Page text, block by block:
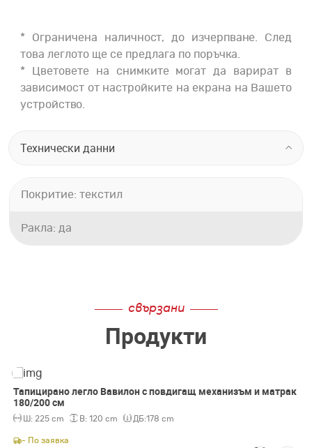
* Ограничена наличност, до изчерпване. След
това леглото ще се предлага по поръчка.
* Цветовете на снимките могат да варират в
зависимост от настройките на екрана на Вашето
устройство.
Технически данни
Покритие: текстил
Ракла: да
свързани
Продукти
Тапицирано легло Вавилон с повдигащ механизъм и матрак
180/200 см
Ш: 225 cm В: 120 cm ДБ:178 cm
- По заявка